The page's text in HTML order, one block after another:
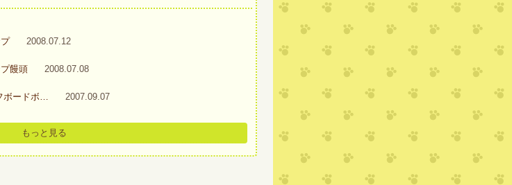
2008.07.12
饅頭 2008.07.08
ボードボ… 2007.09.07
もっと見る